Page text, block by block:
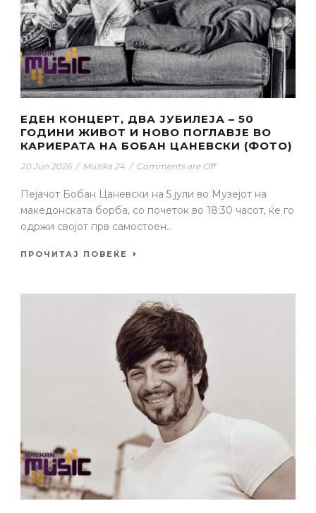
ЕДЕН КОНЦЕРТ, ДВА ЈУБИЛЕЈА – 50
ГОДИНИ ЖИВОТ И НОВО ПОГЛАВЈЕ ВО
КАРИЕРАТА НА БОБАН ЦАНЕВСКИ (ФОТО)
20 Jun 2026 / Muzika 24 / Comments are Off
Пејачот Бобан Цаневски на 5 јули во Музејот на
македонската борба, со почеток во 18:30 часот, ќе го
одржи својот прв самостоен...
ПРОЧИТАЈ ПОВЕЌЕ